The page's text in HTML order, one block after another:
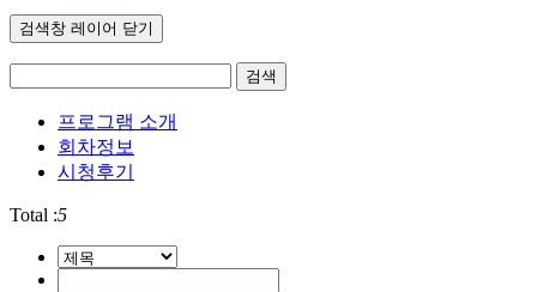
검색창 레이어 닫기
검색
프로그램 소개
회차정보
시청후기
Total :5